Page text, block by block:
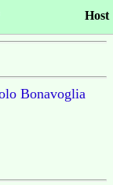
Host
Bonavoglia